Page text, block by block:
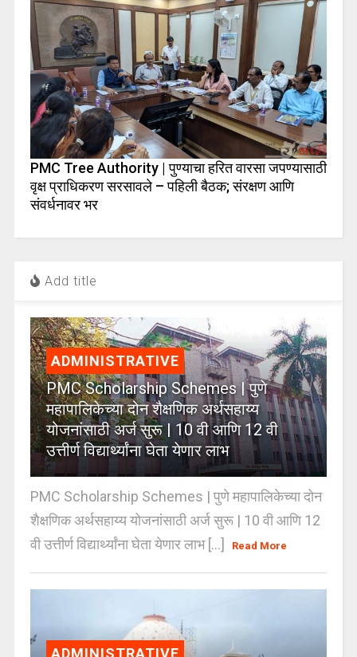
PMC Tree Authority | पुण्याचा हरित वारसा जपण्यासाठी
वृक्ष प्राधिकरण सरसावले – पहिली बैठक; संरक्षण आणि
संवर्धनावर भर
Add title
ADMINISTRATIVE
PMC Scholarship Schemes | पुणे
महापालिकेच्या दोन शैक्षणिक अर्थसहाय्य
योजनांसाठी अर्ज सुरू | 10 वी आणि 12 वी
उत्तीर्ण विद्यार्थ्यांना घेता येणार लाभ
PMC Scholarship Schemes | पुणे महापालिकेच्या दोन
शैक्षणिक अर्थसहाय्य योजनांसाठी अर्ज सुरू | 10 वी आणि 12
वी उत्तीर्ण विद्यार्थ्यांना घेता येणार लाभ [...]
Read More
ADMINISTRATIVE